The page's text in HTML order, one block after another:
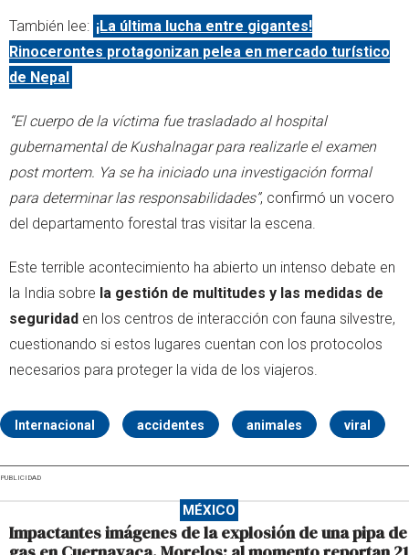
También lee: ¡La última lucha entre gigantes!
Rinocerontes protagonizan pelea en mercado turístico
de Nepal
“El cuerpo de la víctima fue trasladado al hospital
gubernamental de Kushalnagar para realizarle el examen
post mortem. Ya se ha iniciado una investigación formal
para determinar las responsabilidades”, confirmó un vocero
del departamento forestal tras visitar la escena.
Este terrible acontecimiento ha abierto un intenso debate en
la India sobre la gestión de multitudes y las medidas de
seguridad en los centros de interacción con fauna silvestre,
cuestionando si estos lugares cuentan con los protocolos
necesarios para proteger la vida de los viajeros.
Internacional accidentes animales viral
PUBLICIDAD
MÉXICO
Impactantes imágenes de la explosión de una pipa de